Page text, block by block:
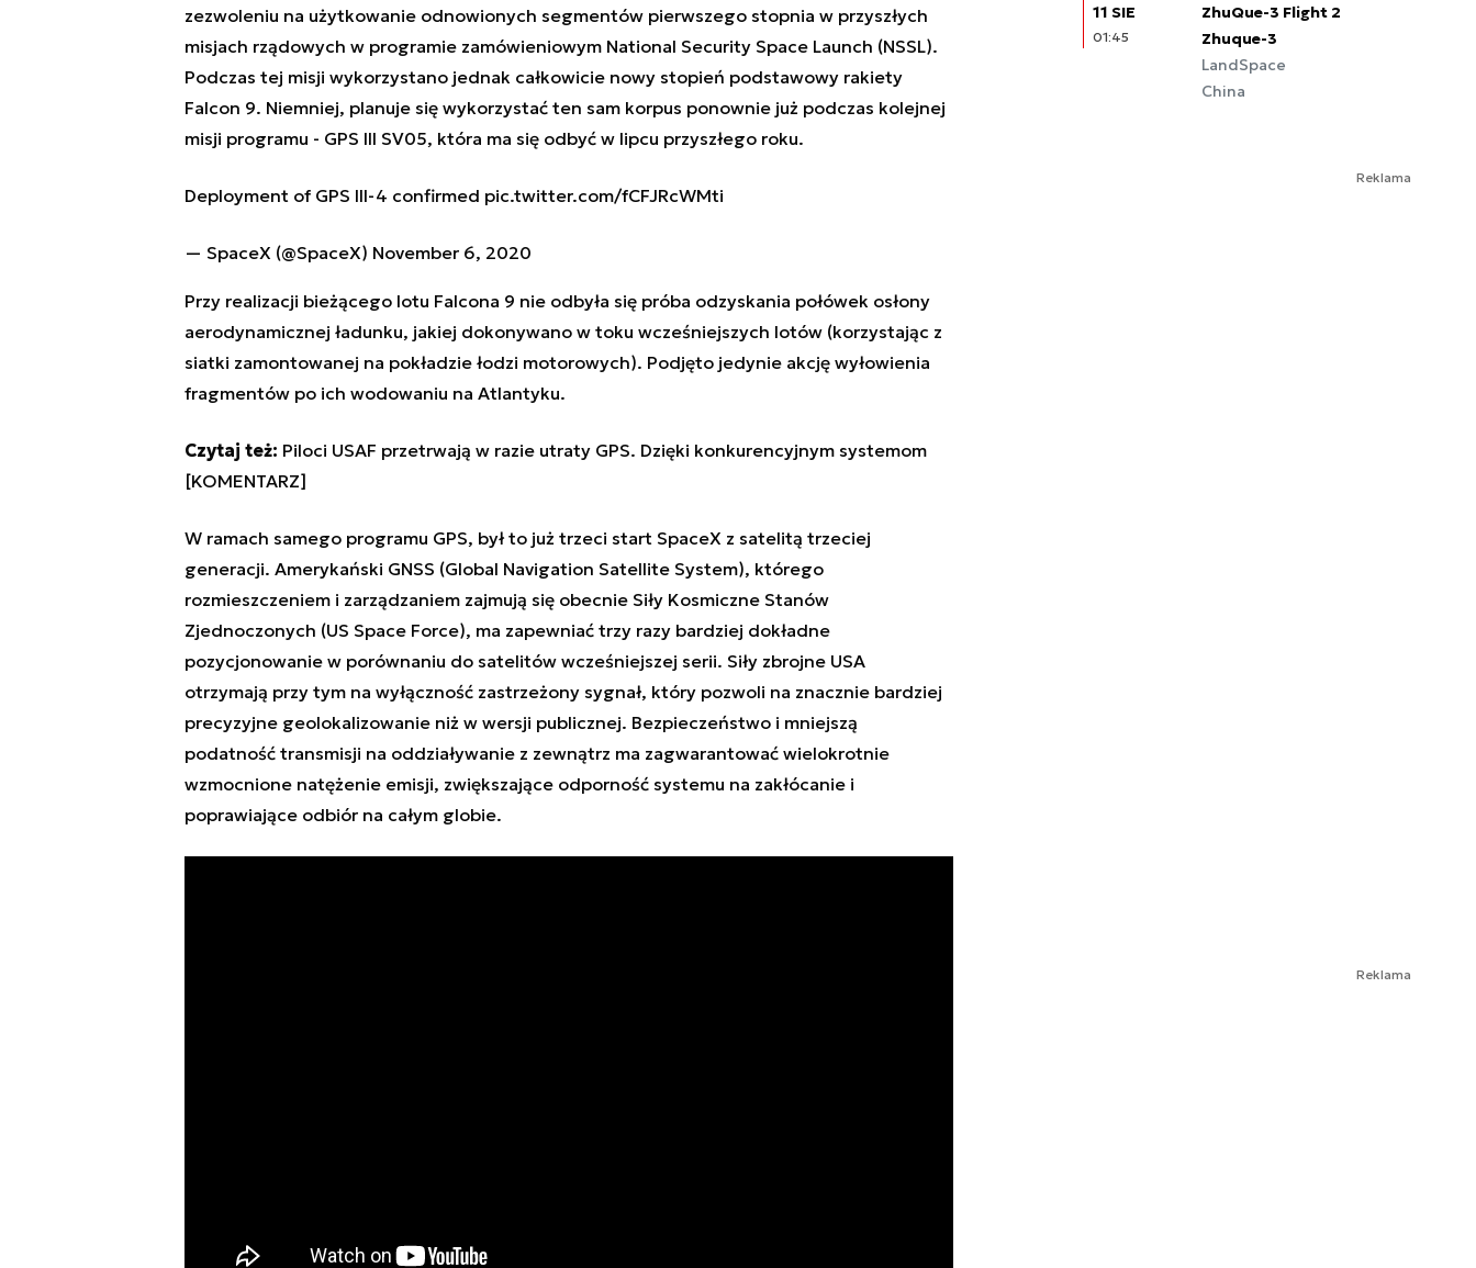
zezwoleniu na użytkowanie odnowionych segmentów pierwszego stopnia w przyszłych
misjach rządowych w programie zamówieniowym National Security Space Launch (NSSL).
Podczas tej misji wykorzystano jednak całkowicie nowy stopień podstawowy rakiety
Falcon 9. Niemniej, planuje się wykorzystać ten sam korpus ponownie już podczas kolejnej
misji programu - GPS III SV05, która ma się odbyć w lipcu przyszłego roku.
Deployment of GPS III-4 confirmed pic.twitter.com/fCFJRcWMti
— SpaceX (@SpaceX) November 6, 2020
Przy realizacji bieżącego lotu Falcona 9 nie odbyła się próba odzyskania połówek osłony
aerodynamicznej ładunku, jakiej dokonywano w toku wcześniejszych lotów (korzystając z
siatki zamontowanej na pokładzie łodzi motorowych). Podjęto jedynie akcję wyłowienia
fragmentów po ich wodowaniu na Atlantyku.
Czytaj też: Piloci USAF przetrwają w razie utraty GPS. Dzięki konkurencyjnym systemom
[KOMENTARZ]
W ramach samego programu GPS, był to już trzeci start SpaceX z satelitą trzeciej
generacji. Amerykański GNSS (Global Navigation Satellite System), którego
rozmieszczeniem i zarządzaniem zajmują się obecnie Siły Kosmiczne Stanów
Zjednoczonych (US Space Force), ma zapewniać trzy razy bardziej dokładne
pozycjonowanie w porównaniu do satelitów wcześniejszej serii. Siły zbrojne USA
otrzymają przy tym na wyłączność zastrzeżony sygnał, który pozwoli na znacznie bardziej
precyzyjne geolokalizowanie niż w wersji publicznej. Bezpieczeństwo i mniejszą
podatność transmisji na oddziaływanie z zewnątrz ma zagwarantować wielokrotnie
wzmocnione natężenie emisji, zwiększające odporność systemu na zakłócanie i
poprawiające odbiór na całym globie.
11 SIE
01:45
ZhuQue-3 Flight 2
Zhuque-3
LandSpace
China
Reklama
Reklama